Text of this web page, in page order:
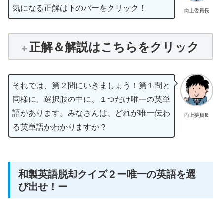
向上委員長
気になる正解は下のバーをクリック！
正解＆解説はこちらをクリック
向上委員長
それでは、第２問にいきましょう！第１問と
同様に、選択肢の中に、１つだけ唯一の英単
語があります。みなさんは、どれが唯一伝わ
る英単語かわかりますか？
和製英語脱却クイズ２ー唯一の英語を選
び出せ！ー